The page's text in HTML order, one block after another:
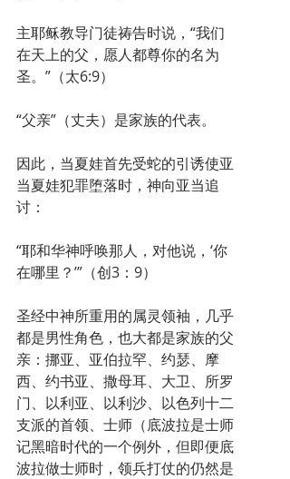
主耶稣教导门徒祷告时说，“我们
在天上的父，愿人都尊你的名为
圣。”（太6:9）
“父亲”（丈夫）是家族的代表。
因此，当夏娃首先受蛇的引诱使亚
当夏娃犯罪堕落时，神向亚当追
讨：
“耶和华神呼唤那人，对他说，‘你
在哪里？’”（创3：9）
圣经中神所重用的属灵领袖，几乎
都是男性角色，也大都是家族的父
亲：挪亚、亚伯拉罕、约瑟、摩
西、约书亚、撒母耳、大卫、所罗
门、以利亚、以利沙、以色列十二
支派的首领、士师（底波拉是士师
记黑暗时代的一个例外，但即便底
波拉做士师时，领兵打仗的仍然是